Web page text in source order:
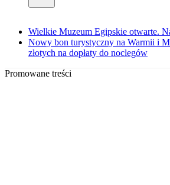
Wielkie Muzeum Egipskie otwarte.
Nowy bon turystyczny na Warmii i
złotych na dopłaty do noclegów
Promowane treści